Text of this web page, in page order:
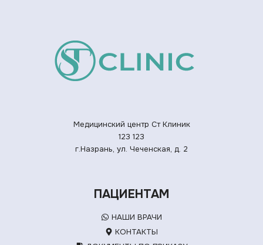
Медицинский центр Ст Клиник
123 123
г.Назрань, ул. Чеченская, д. 2
ПАЦИЕНТАМ
НАШИ ВРАЧИ
КОНТАКТЫ